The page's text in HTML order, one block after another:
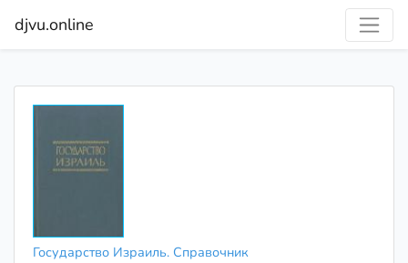
djvu.online
Государство Израиль. Справочник